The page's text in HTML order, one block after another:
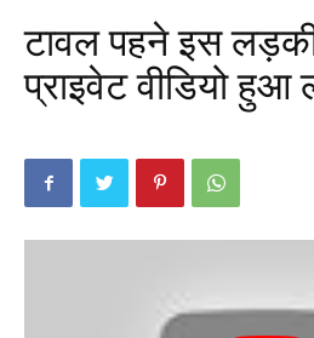
टावल पहने इस
प्राइवेट वीडियो हुआ